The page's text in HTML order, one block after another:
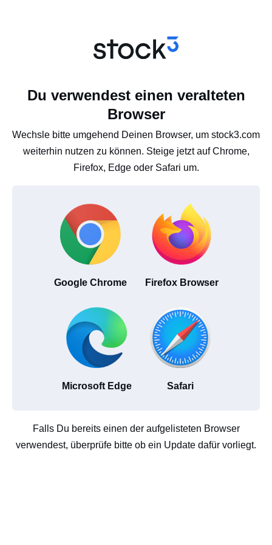
Du verwendest einen veralteten
Browser
Wechsle bitte umgehend Deinen Browser, um stock3.com
weiterhin nutzen zu können. Steige jetzt auf Chrome,
Firefox, Edge oder Safari um.
Google Chrome Firefox Browser
Microsoft Edge Safari
Falls Du bereits einen der aufgelisteten Browser
verwendest, überprüfe bitte ob ein Update dafür vorliegt.